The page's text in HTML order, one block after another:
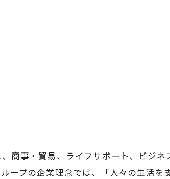
商事・貿易、ライフサポート、ビジ
ープの企業理念では、「人々の生活